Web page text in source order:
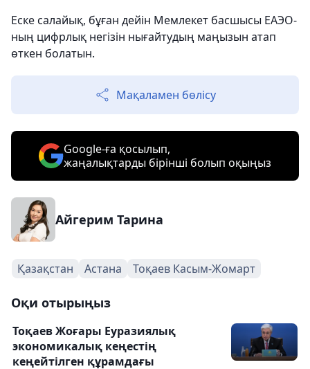
Еске салайық, бұған дейін Мемлекет басшысы ЕАЭО-
ның цифрлық негізін нығайтудың маңызын атап
өткен болатын.
Мақаламен бөлісу
Google-ға қосылып,
жаңалықтарды бірінші болып оқыңыз
Айгерим Тарина
Қазақстан Астана Тоқаев Касым-Жомарт
Оқи отырыңыз
Тоқаев Жоғары Еуразиялық
экономикалық кеңестің
кеңейтілген құрамдағы